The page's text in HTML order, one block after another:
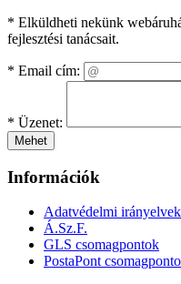
* Elküldheti nekünk
fejlesztési tanácsait.
* Email cím:
* Üzenet:
Mehet
Információk
Adatvédelmi irányelvek
Á.Sz.F.
GLS csomagpontok
PostaPont